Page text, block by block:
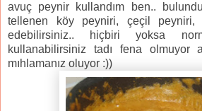
avuç peynir kullandım ben..
tellenen köy peyniri, çeçil peyniri,
edebilirsiniz.. hiçbiri yoksa
kullanabilirsiniz tadı fena olmuyor
mıhlamanız oluyor :))